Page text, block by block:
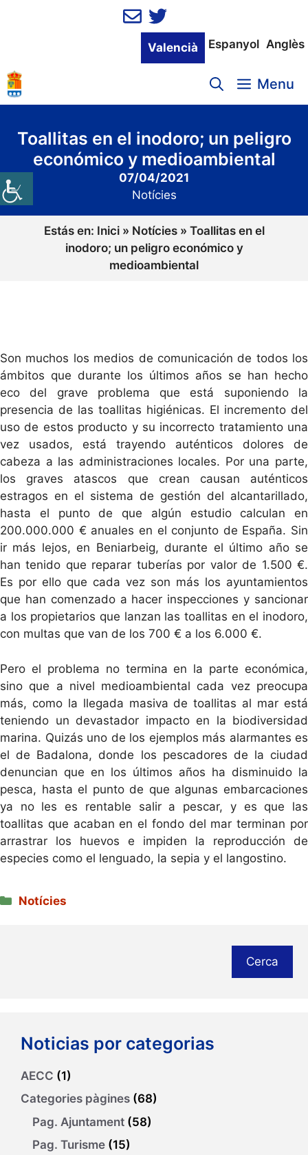
Valencià Espanyol Anglès
Menu
Toallitas en el inodoro; un peligro
económico y medioambiental
07/04/2021
Notícies
Estás en: Inici» Notícies» Toallitas en el
inodoro; un peligro económico y
medioambiental
Son muchos los medios de comunicación de todos los
ámbitos que durante los últimos años se han hecho
eco del grave problema que está suponiendo la
presencia de las toallitas higiénicas. El incremento del
uso de estos producto y su incorrecto tratamiento una
vez usados, está trayendo auténticos dolores de
cabeza a las administraciones locales. Por una parte,
los graves atascos que crean causan auténticos
estragos en el sistema de gestión del alcantarillado,
hasta el punto de que algún estudio calculan en
200.000.000 € anuales en el conjunto de España. Sin
ir más lejos, en Beniarbeig, durante el último año se
han tenido que reparar tuberías por valor de 1.500 €.
Es por ello que cada vez son más los ayuntamientos
que han comenzado a hacer inspecciones y sancionar
a los propietarios que lanzan las toallitas en el inodoro,
con multas que van de los 700 € a los 6.000 €.
Pero el problema no termina en la parte económica,
sino que a nivel medioambiental cada vez preocupa
más, como la llegada masiva de toallitas al mar está
teniendo un devastador impacto en la biodiversidad
marina. Quizás uno de los ejemplos más alarmantes es
el de Badalona, donde los pescadores de la ciudad
denuncian que en los últimos años ha disminuido la
pesca, hasta el punto de que algunas embarcaciones
ya no les es rentable salir a pescar, y es que las
toallitas que acaban en el fondo del mar terminan por
arrastrar los huevos e impiden la reproducción de
especies como el lenguado, la sepia y el langostino.
Categories
Notícies
Cerca
Noticias por categorias
AECC (1)
Categories pàgines (68)
Pag. Ajuntament (58)
Pag. Turisme (15)